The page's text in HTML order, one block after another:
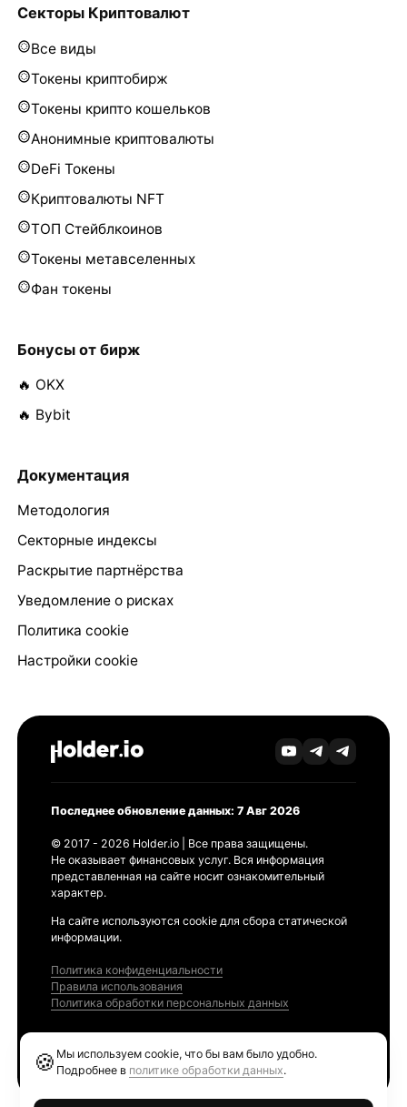
Секторы Криптовалют
Все виды
Токены криптобирж
Токены крипто кошельков
Анонимные криптовалюты
DeFi Токены
Криптовалюты NFT
ТОП Стейблкоинов
Токены метавселенных
Фан токены
Бонусы от бирж
🔥 OKX
🔥 Bybit
Документация
Методология
Секторные индексы
Раскрытие партнёрства
Уведомление о рисках
Политика cookie
Настройки cookie
Последнее обновление данных: 7 Авг 2026
© 2017 - 2026 Holder.io | Все права защищены.
Не оказывает финансовых услуг. Вся информация
представленная на сайте носит ознакомительный
характер.
На сайте используются cookie для сбора статической
информации.
Политика конфиденциальности
Правила использования
Политика обработки персональных данных
🍪 Мы используем cookie, что бы вам было удобно.
Подробнее в политике обработки данных.
Ethereum GAS Tracker